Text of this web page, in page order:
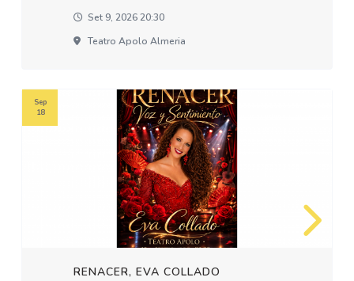
Set 9, 2026 20:30
Teatro Apolo Almeria
RENACER, EVA COLLADO
Sep
18